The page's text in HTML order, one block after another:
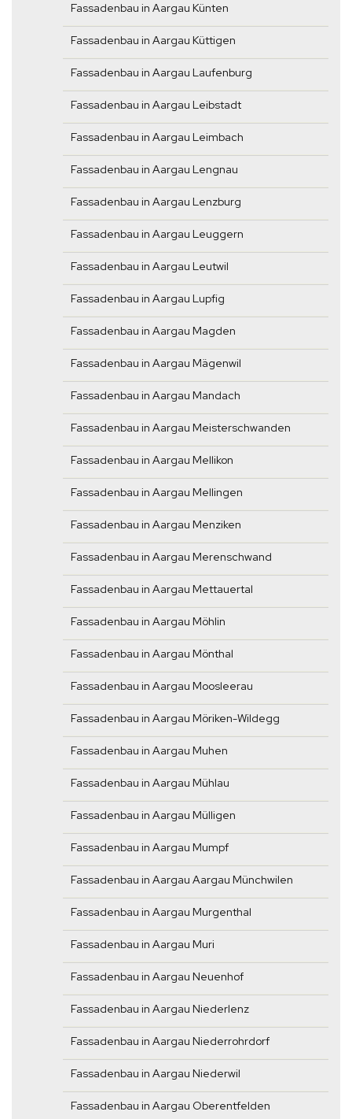
Fassadenbau in Aargau Künten
Fassadenbau in Aargau Küttigen
Fassadenbau in Aargau Laufenburg
Fassadenbau in Aargau Leibstadt
Fassadenbau in Aargau Leimbach
Fassadenbau in Aargau Lengnau
Fassadenbau in Aargau Lenzburg
Fassadenbau in Aargau Leuggern
Fassadenbau in Aargau Leutwil
Fassadenbau in Aargau Lupfig
Fassadenbau in Aargau Magden
Fassadenbau in Aargau Mägenwil
Fassadenbau in Aargau Mandach
Fassadenbau in Aargau Meisterschwanden
Fassadenbau in Aargau Mellikon
Fassadenbau in Aargau Mellingen
Fassadenbau in Aargau Menziken
Fassadenbau in Aargau Merenschwand
Fassadenbau in Aargau Mettauertal
Fassadenbau in Aargau Möhlin
Fassadenbau in Aargau Mönthal
Fassadenbau in Aargau Moosleerau
Fassadenbau in Aargau Möriken-Wildegg
Fassadenbau in Aargau Muhen
Fassadenbau in Aargau Mühlau
Fassadenbau in Aargau Mülligen
Fassadenbau in Aargau Mumpf
Fassadenbau in Aargau Aargau Münchwilen
Fassadenbau in Aargau Murgenthal
Fassadenbau in Aargau Muri
Fassadenbau in Aargau Neuenhof
Fassadenbau in Aargau Niederlenz
Fassadenbau in Aargau Niederrohrdorf
Fassadenbau in Aargau Niederwil
Fassadenbau in Aargau Oberentfelden